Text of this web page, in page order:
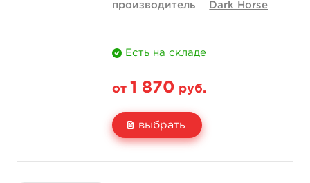
производитель
Dark Horse
Есть на складе
от 1 870 руб.
выбрать